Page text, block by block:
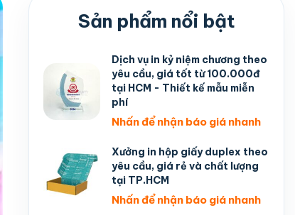
Sản phẩm nổi bật
Dịch vụ in kỷ niệm chương theo
yêu cầu, giá tốt từ 100.000đ
tại HCM - Thiết kế mẫu miễn
phí
Nhấn để nhận báo giá nhanh
Xưởng in hộp giấy duplex theo
yêu cầu, giá rẻ và chất lượng
tại TP.HCM
Nhấn để nhận báo giá nhanh